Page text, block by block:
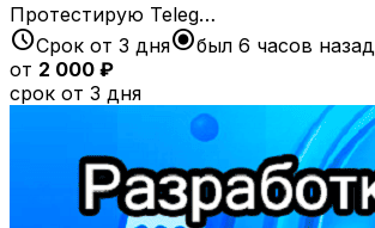
Протестирую Teleg…
scheduleСрок от 3 дняradio_button_checkedбыл 6 часов назад
от 2 000 ₽
срок от 3 дня